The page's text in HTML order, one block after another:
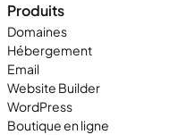
Produits
Domaines
Hébergement
Email
Website Builder
WordPress
Boutique en ligne